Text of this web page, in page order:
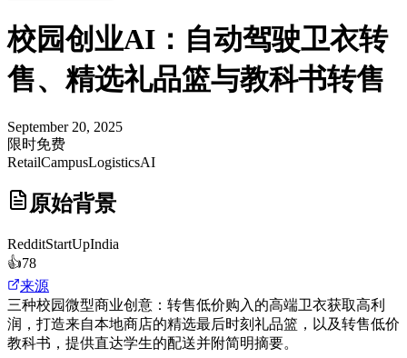
校园创业AI：自动驾驶卫衣转
售、精选礼品篮与教科书转售
September 20, 2025
限时免费
RetailCampusLogisticsAI
原始背景
RedditStartUpIndia
👍78
来源
三种校园微型商业创意：转售低价购入的高端卫衣获取高利
润，打造来自本地商店的精选最后时刻礼品篮，以及转售低价
教科书，提供直达学生的配送并附简明摘要。